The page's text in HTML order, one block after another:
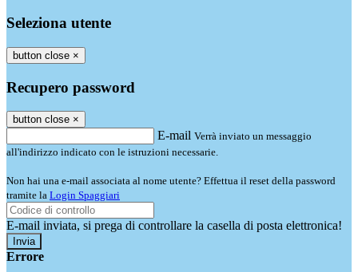
Seleziona utente
button close ×
Recupero password
button close ×
E-mail Verrà inviato un messaggio
all'indirizzo indicato con le istruzioni necessarie.
Non hai una e-mail associata al nome utente? Effettua il reset della password
tramite la Login Spaggiari
E-mail inviata, si prega di controllare la casella di posta elettronica!
Errore